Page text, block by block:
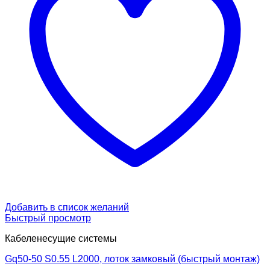
Добавить в список желаний
Быстрый просмотр
Кабеленесущие системы
Gq50-50 S0.55 L2000, лоток замковый (быстрый монтаж)